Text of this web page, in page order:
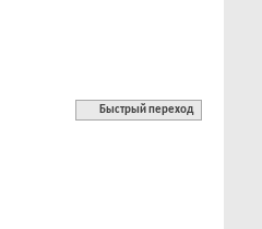
Быстрый переход